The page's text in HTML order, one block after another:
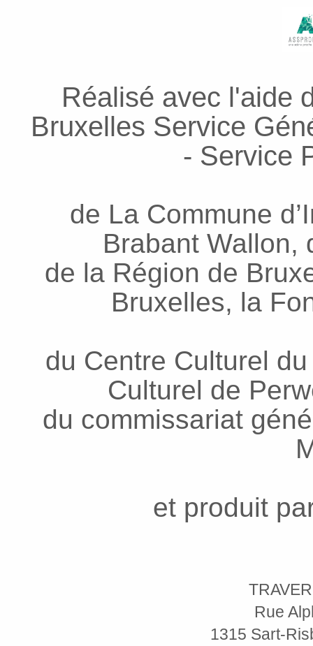
Réalisé avec l'aide
Bruxelles Service
- Service
de La Commune
Brabant Wallon,
de la Région de
Bruxelles, la
du Centre Culturel
Culturel de
du commissariat
et produit
Rue
1315 Sart-